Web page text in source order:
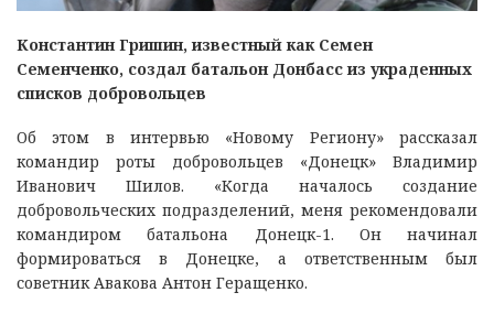
Константин Гришин, известный как Семен
Семенченко, создал батальон Донбасс из украденных
списков добровольцев
Об этом в интервью «Новому Региону» рассказал
командир роты добровольцев «Донецк» Владимир
Иванович Шилов. «Когда началось создание
добровольческих подразделений, меня рекомендовали
командиром батальона Донецк-1. Он начинал
формироваться в Донецке, а ответственным был
советник Авакова Антон Геращенко.